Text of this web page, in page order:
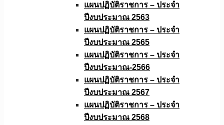
แผนปฏิบัติราชการ – ประจำ
ปีงบประมาณ 2563
แผนปฏิบัติราชการ – ประจำ
ปีงบประมาณ 2565
แผนปฏิบัติราชการ – ประจำ
ปีงบประมาณ-2566
แผนปฏิบัติราชการ – ประจำ
ปีงบประมาณ 2567
แผนปฏิบัติราชการ – ประจำ
ปีงบประมาณ 2568